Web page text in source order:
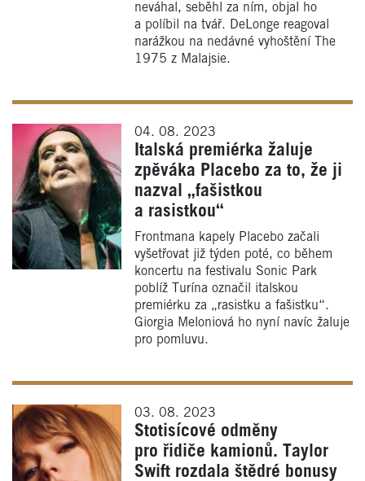
neváhal, seběhl za ním, objal ho
a políbil na tvář. DeLonge reagoval
narážkou na nedávné vyhoštění The
1975 z Malajsie.
04. 08. 2023
Italská premiérka žaluje
zpěváka Placebo za to, že ji
nazval „fašistkou
a rasistkou“
Frontmana kapely Placebo začali
vyšetřovat již týden poté, co během
koncertu na festivalu Sonic Park
poblíž Turína označil italskou
premiérku za „rasistku a fašistku“.
Giorgia Meloniová ho nyní navíc žaluje
pro pomluvu.
03. 08. 2023
Stotisícové odměny
pro řidiče kamionů. Taylor
Swift rozdala štědré bonusy